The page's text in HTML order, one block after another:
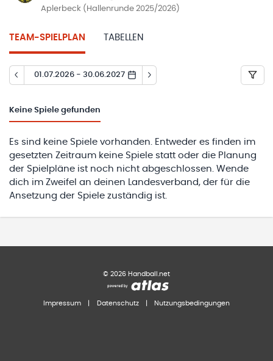
Aplerbeck (Hallenrunde 2025/2026)
TEAM-SPIELPLAN TABELLEN
01.07.2026 - 30.06.2027
Keine Spiele gefunden
Es sind keine Spiele vorhanden. Entweder es finden im
gesetzten Zeitraum keine Spiele statt oder die Planung
der Spielpläne ist noch nicht abgeschlossen. Wende
dich im Zweifel an deinen Landesverband, der für die
Ansetzung der Spiele zuständig ist.
© 2026 Handball.net
Impressum Datenschutz Nutzungsbedingungen